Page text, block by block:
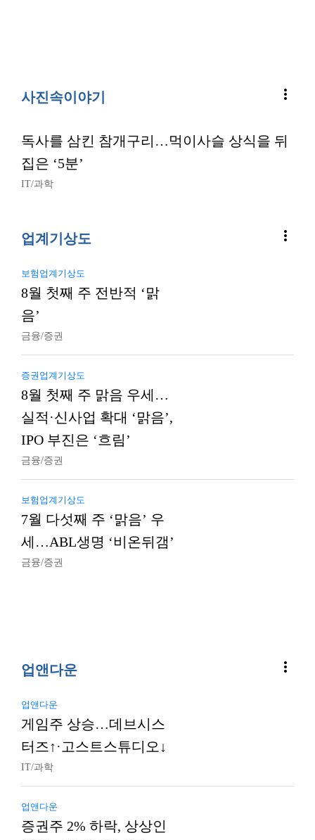
사진속이야기 more_vert
독사를 삼킨 참개구리…먹이사슬 상식을 뒤
집은 ‘5분’
IT/과학
업계기상도 more_vert
보험업계기상도
8월 첫째 주 전반적 ‘맑
음’
금융/증권
증권업계기상도
8월 첫째 주 맑음 우세…
실적·신사업 확대 ‘맑음’,
IPO 부진은 ‘흐림’
금융/증권
보험업계기상도
7월 다섯째 주 ‘맑음’ 우
세…ABL생명 ‘비온뒤갬’
금융/증권
업앤다운 more_vert
업앤다운
게임주 상승…데브시스
터즈↑·고스트스튜디오↓
IT/과학
업앤다운
증권주 2% 하락, 상상인